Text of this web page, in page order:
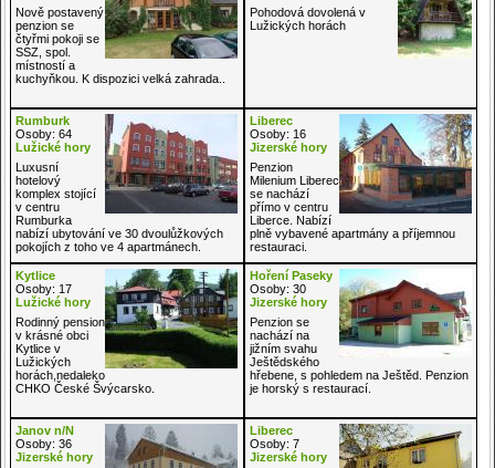
Nově postavený
penzion se
čtyřmi pokoji se
SSZ, spol.
místností a
kuchyňkou. K dispozici velká zahrada..
Pohodová dovolená v
Lužických horách
Rumburk
Osoby: 64
Lužické hory
Luxusní
hotelový
komplex stojící
v centru
Rumburka
nabízí ubytování ve 30 dvoulůžkových
pokojích z toho ve 4 apartmánech.
Liberec
Osoby: 16
Jizerské hory
Penzion
Milenium Liberec
se nachází
přímo v centru
Liberce. Nabízí
plně vybavené apartmány a příjemnou
restauraci.
Kytlice
Osoby: 17
Lužické hory
Rodinný pension
v krásné obci
Kytlice v
Lužických
horách,nedaleko
CHKO České Švýcarsko.
Hoření Paseky
Osoby: 30
Jizerské hory
Penzion se
nachází na
jižním svahu
Ještědského
hřebene, s pohledem na Ještěd. Penzion
je horský s restaurací.
Janov n/N
Osoby: 36
Jizerské hory
Liberec
Osoby: 7
Jizerské hory